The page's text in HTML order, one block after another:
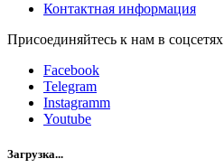
Контактная информация
Присоединяйтесь к нам в соцсетях
Facebook
Telegram
Instagramm
Youtube
Загрузка...